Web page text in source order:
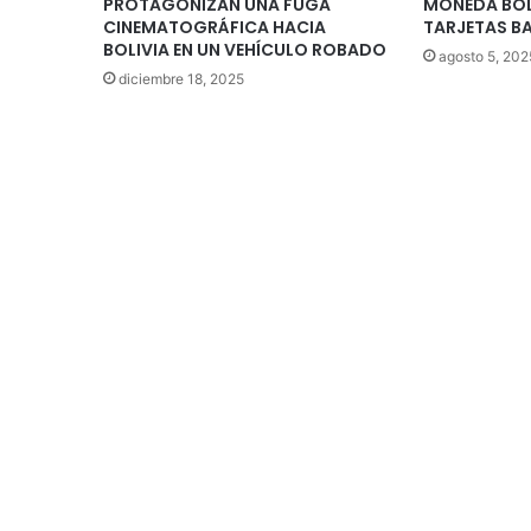
CINEMATOGRÁFICA HACIA
BOLIVIA EN UN VEHÍCULO ROBADO
diciembre 18, 2025
TARJETAS
agosto 5,